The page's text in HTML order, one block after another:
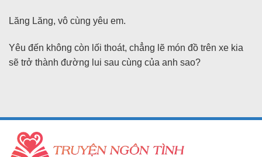
Lăng Lăng, vô cùng yêu em.
Yêu đến không còn lối thoát, chẳng lẽ món đồ trên xe kia
sẽ trở thành đường lui sau cùng của anh sao?